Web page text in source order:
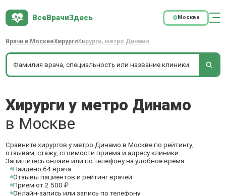
ВсеВрачиЗдесь Москва
Врачи в МосквеХирургиХирурги, метро Динамо
Хирурги у метро Динамо
в Москве
Сравните хирургов у метро Динамо в Москве по рейтингу,
отзывам, стажу, стоимости приема и адресу клиники.
Запишитесь онлайн или по телефону на удобное время.
Найдено 64 врача
Отзывы пациентов и рейтинг врачей
Прием от 2 500 ₽
Онлайн-запись или запись по телефону